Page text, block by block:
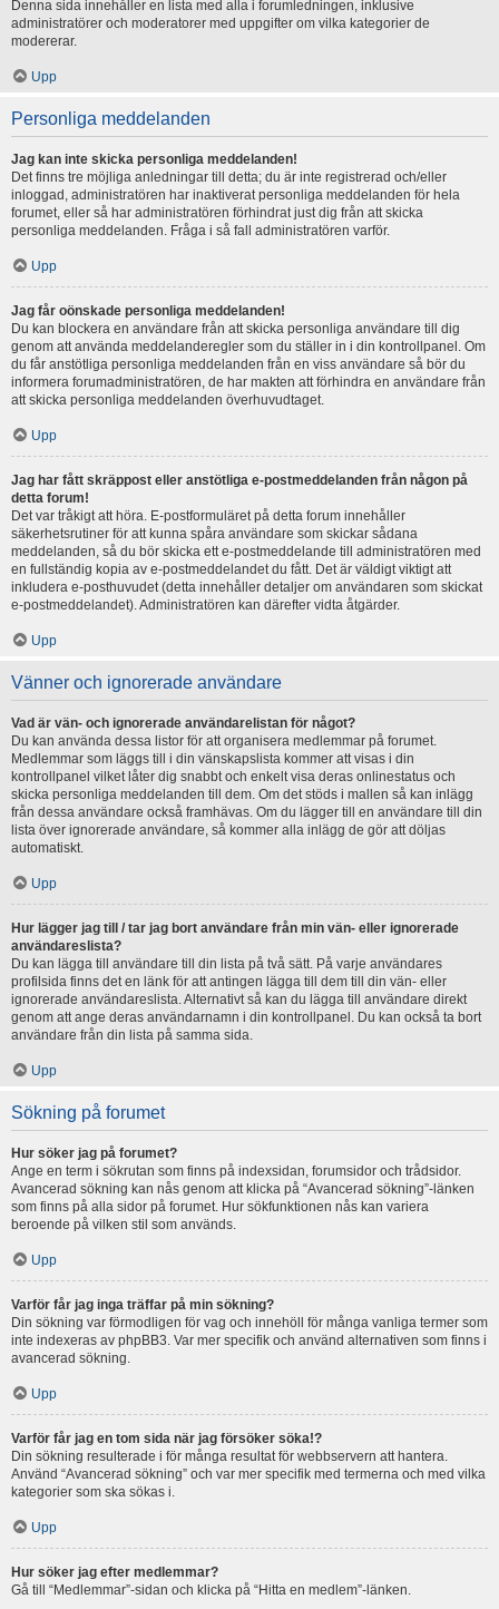
Denna sida innehåller en lista med alla i forumledningen, inklusive
administratörer och moderatorer med uppgifter om vilka kategorier de
modererar.
Upp
Personliga meddelanden
Jag kan inte skicka personliga meddelanden!
Det finns tre möjliga anledningar till detta; du är inte registrerad och/eller
inloggad, administratören har inaktiverat personliga meddelanden för hela
forumet, eller så har administratören förhindrat just dig från att skicka
personliga meddelanden. Fråga i så fall administratören varför.
Upp
Jag får oönskade personliga meddelanden!
Du kan blockera en användare från att skicka personliga användare till dig
genom att använda meddelanderegler som du ställer in i din kontrollpanel. Om
du får anstötliga personliga meddelanden från en viss användare så bör du
informera forumadministratören, de har makten att förhindra en användare från
att skicka personliga meddelanden överhuvudtaget.
Upp
Jag har fått skräppost eller anstötliga e-postmeddelanden från någon på
detta forum!
Det var tråkigt att höra. E-postformuläret på detta forum innehåller
säkerhetsrutiner för att kunna spåra användare som skickar sådana
meddelanden, så du bör skicka ett e-postmeddelande till administratören med
en fullständig kopia av e-postmeddelandet du fått. Det är väldigt viktigt att
inkludera e-posthuvudet (detta innehåller detaljer om användaren som skickat
e-postmeddelandet). Administratören kan därefter vidta åtgärder.
Upp
Vänner och ignorerade användare
Vad är vän- och ignorerade användarelistan för något?
Du kan använda dessa listor för att organisera medlemmar på forumet.
Medlemmar som läggs till i din vänskapslista kommer att visas i din
kontrollpanel vilket låter dig snabbt och enkelt visa deras onlinestatus och
skicka personliga meddelanden till dem. Om det stöds i mallen så kan inlägg
från dessa användare också framhävas. Om du lägger till en användare till din
lista över ignorerade användare, så kommer alla inlägg de gör att döljas
automatiskt.
Upp
Hur lägger jag till / tar jag bort användare från min vän- eller ignorerade
användareslista?
Du kan lägga till användare till din lista på två sätt. På varje användares
profilsida finns det en länk för att antingen lägga till dem till din vän- eller
ignorerade användareslista. Alternativt så kan du lägga till användare direkt
genom att ange deras användarnamn i din kontrollpanel. Du kan också ta bort
användare från din lista på samma sida.
Upp
Sökning på forumet
Hur söker jag på forumet?
Ange en term i sökrutan som finns på indexsidan, forumsidor och trådsidor.
Avancerad sökning kan nås genom att klicka på “Avancerad sökning”-länken
som finns på alla sidor på forumet. Hur sökfunktionen nås kan variera
beroende på vilken stil som används.
Upp
Varför får jag inga träffar på min sökning?
Din sökning var förmodligen för vag och innehöll för många vanliga termer som
inte indexeras av phpBB3. Var mer specifik och använd alternativen som finns i
avancerad sökning.
Upp
Varför får jag en tom sida när jag försöker söka!?
Din sökning resulterade i för många resultat för webbservern att hantera.
Använd “Avancerad sökning” och var mer specifik med termerna och med vilka
kategorier som ska sökas i.
Upp
Hur söker jag efter medlemmar?
Gå till “Medlemmar”-sidan och klicka på “Hitta en medlem”-länken.